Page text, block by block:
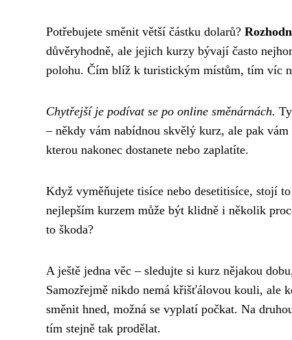
Potřebujete směnit větší částku dolarů?
důvěryhodně, ale jejich kurzy bývají často
polohu. Čím blíž k turistickým místům, tím víc
Chytřejší je podívat se po online směnárnách.
– někdy vám nabídnou skvělý kurz, ale pak
kterou nakonec dostanete nebo zaplatíte.
Když vyměňujete tisíce nebo desetitisíce, stojí
nejlepším kurzem může být klidně i několik
to škoda?
A ještě jedna věc – sledujte si kurz nějakou
Samozřejmě nikdo nemá křišťálovou kouli, ale
směnit hned, možná se vyplatí počkat. Na
tím stejně tak prodělat.